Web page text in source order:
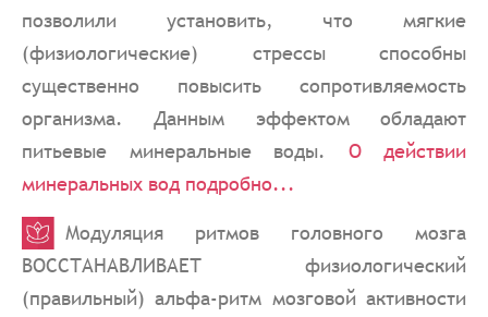
позволили установить, что мягкие
(физиологические) стрессы способны
существенно повысить сопротивляемость
организма. Данным эффектом обладают
питьевые минеральные воды. О действии
минеральных вод подробно...
Модуляция ритмов головного мозга
ВОССТАНАВЛИВАЕТ физиологический
(правильный) альфа-ритм мозговой активности